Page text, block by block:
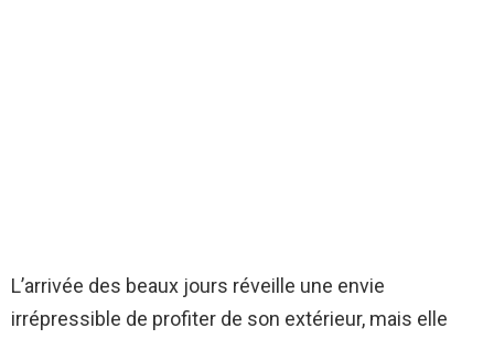
L’arrivée des beaux jours réveille une envie
irrépressible de profiter de son extérieur, mais elle